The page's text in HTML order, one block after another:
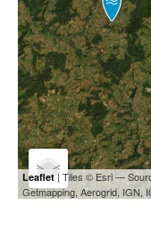
Leaflet| Tiles © Esri —
Getmapping, Aerogrid, IGN,